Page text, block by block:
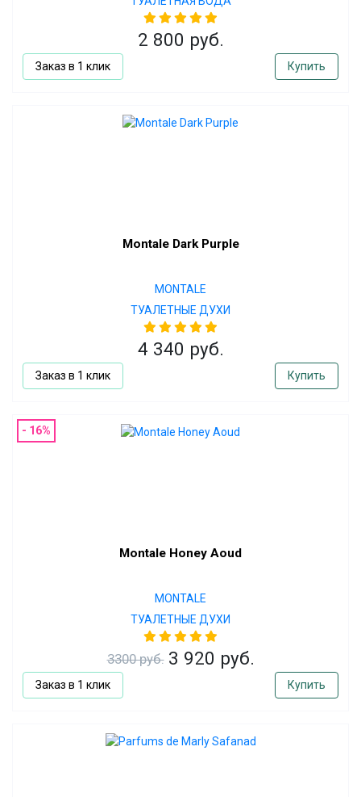
2 800 руб.
Заказ в 1 клик Купить
Montale Dark Purple
MONTALE
ТУАЛЕТНЫЕ ДУХИ
4 340 руб.
Заказ в 1 клик Купить
- 16%
Montale Honey Aoud
MONTALE
ТУАЛЕТНЫЕ ДУХИ
3300 руб. 3 920 руб.
Заказ в 1 клик Купить